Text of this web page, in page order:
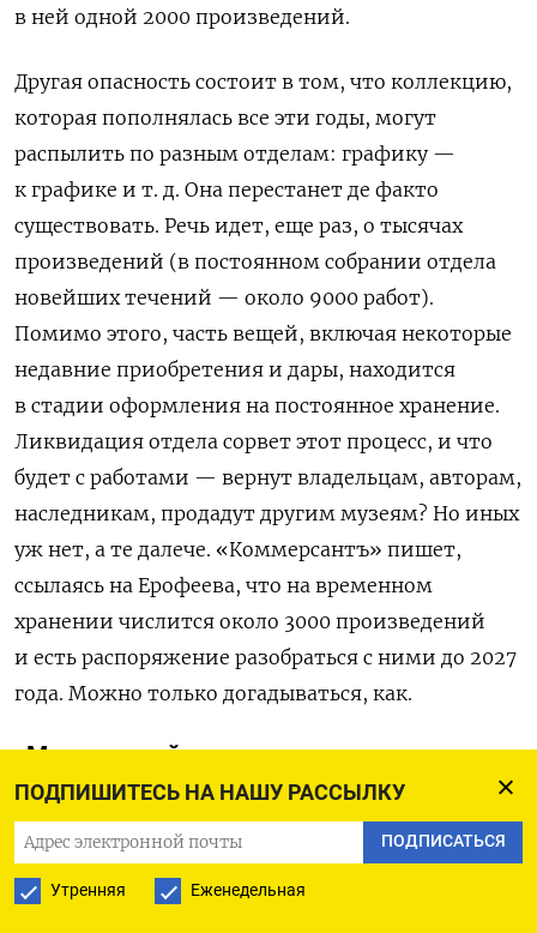
ПОДПИШИТЕСЬ НА НАШУ РАССЫЛКУ
ПОДПИСАТЬСЯ
Утренняя Еженедельная
в ней одной 2000 произведений.
Другая опасность состоит в том, что коллекцию,
которая пополнялась все эти годы, могут
распылить по разным отделам: графику —
к графике и т. д. Она перестанет де факто
существовать. Речь идет, еще раз, о тысячах
произведений (в постоянном собрании отдела
новейших течений — около 9000 работ).
Помимо этого, часть вещей, включая некоторые
недавние приобретения и дары, находится
в стадии оформления на постоянное хранение.
Ликвидация отдела сорвет этот процесс, и что
будет с работами — вернут владельцам, авторам,
наследникам, продадут другим музеям? Но иных
уж нет, а те далече. «Коммерсантъ» пишет,
ссылаясь на Ерофеева, что на временном
хранении числится около 3000 произведений
и есть распоряжение разобраться с ними до 2027
года. Можно только догадываться, как.
«Мы не музей современного искусства»
Не будет отдела — не будут и новое искусство
покупать. Это будет означать все тот же
ненавистный тренд, который мы наблюдаем
в стране в целом: вместо устремленности